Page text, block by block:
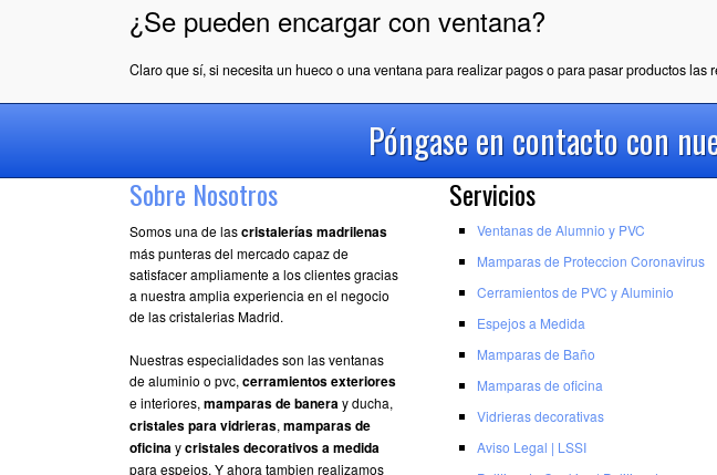
¿Se pueden encargar con ventana?
Claro que sí, si necesita un hueco o una ventana para realizar pagos o para pasar productos las
Póngase en contacto con
Sobre Nosotros
Somos una de lascristalerías madrilenas
más punteras del mercado capaz de
satisfacer ampliamente a los clientes gracias
a nuestra amplia experiencia en el negocio
de las cristalerias Madrid.
Nuestras especialidades son las ventanas
de aluminio o pvc, cerramientos exteriores
e interiores, mamparas de baneray ducha,
cristales para vidrieras, mamparas de
oficinaycristales decorativos a medida
para espejos. Y ahora tambien realizamos
Servicios
Ventanas de Alumnio y PVC
Mamparas de Proteccion Coronavirus
Cerramientos de PVC y Aluminio
Espejos a Medida
Mamparas de Baño
Mamparas de oficina
Vidrieras decorativas
Aviso Legal | LSSI